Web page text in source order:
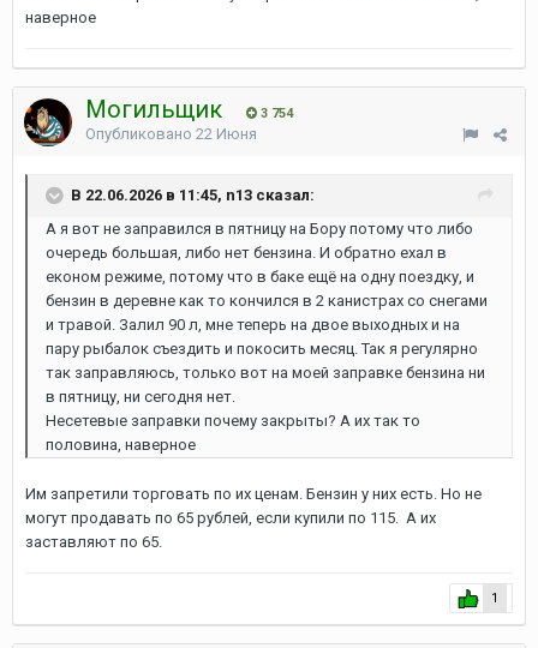
наверное
Могильщик 3 754
Опубликовано 22 Июня
В 22.06.2026 в 11:45, n13 сказал:
А я вот не заправился в пятницу на Бору потому что либо
очередь большая, либо нет бензина. И обратно ехал в
економ режиме, потому что в баке ещё на одну поездку, и
бензин в деревне как то кончился в 2 канистрах со снегами
и травой. Залил 90 л, мне теперь на двое выходных и на
пару рыбалок съездить и покосить месяц. Так я регулярно
так заправляюсь, только вот на моей заправке бензина ни
в пятницу, ни сегодня нет.
Несетевые заправки почему закрыты? А их так то
половина, наверное
Им запретили торговать по их ценам. Бензин у них есть. Но не
могут продавать по 65 рублей, если купили по 115. А их
заставляют по 65.
1